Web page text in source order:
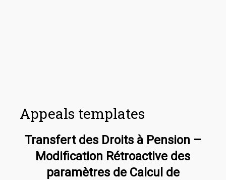
Appeals templates
Transfert des Droits à Pension –
Modification Rétroactive des
paramètres de Calcul de